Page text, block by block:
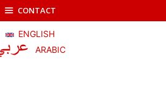
CONTACT
ENGLISH
ARABIC